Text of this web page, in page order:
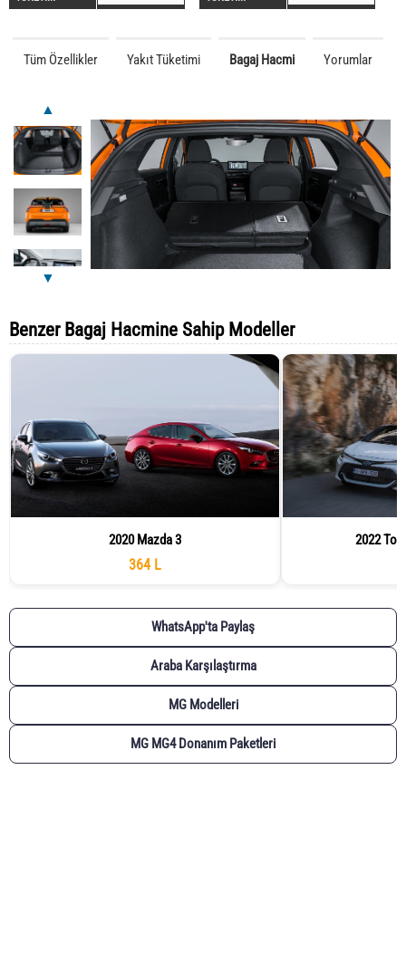
Tüm Özellikler Yakıt Tüketimi Bagaj Hacmi Yorumlar
▲
▼
Benzer Bagaj Hacmine Sahip Modeller
2020 Mazda 3
364 L
2022
WhatsApp'ta Paylaş
Araba Karşılaştırma
MG Modelleri
MG MG4 Donanım Paketleri